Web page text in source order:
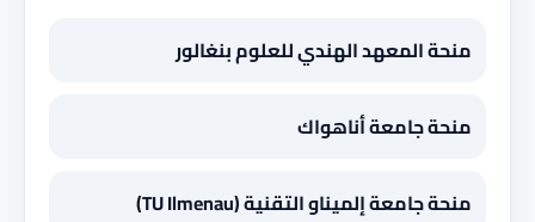
منحة المعهد الهندي للعلوم بنغالور
منحة جامعة أناهواك
منحة جامعة إلميناو التقنية (TU Ilmenau)